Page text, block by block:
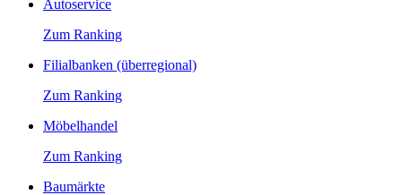
Autoservice
Zum Ranking
Filialbanken (überregional)
Zum Ranking
Möbelhandel
Zum Ranking
Baumärkte